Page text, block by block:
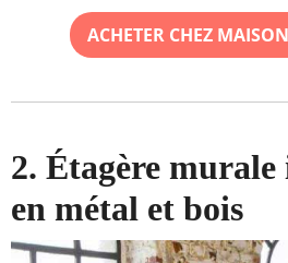
ACHETER CHEZ
2. Étagère
en métal et bois